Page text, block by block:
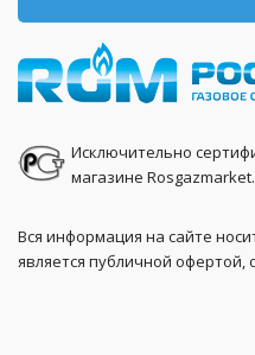
Исключительно
магазине
Вся информация на сайте
является публичной офертой,